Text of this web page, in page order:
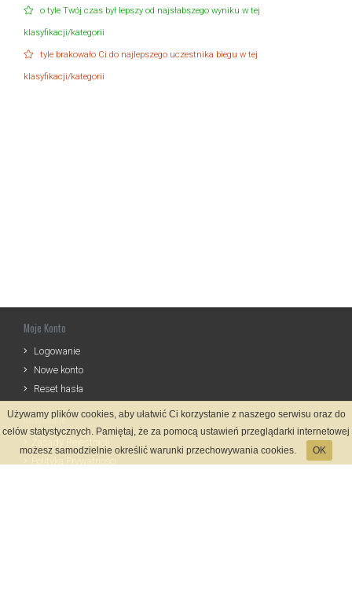
o tyle Twój czas był lepszy od najsłabszego wyniku w tej
klasyfikacji/kategorii
tyle brakowało Ci do najlepszego uczestnika biegu w tej
klasyfikacji/kategorii
Moje Konto
Logowanie
Nowe konto
Reset hasła
Informacje
Używamy plików cookies, aby ułatwić Ci korzystanie z naszego serwisu oraz do
celów statystycznych. Pamiętaj, że za pomocą ustawień przeglądarki internetowej
możesz samodzielnie określić warunki przechowywania cookies.
OK